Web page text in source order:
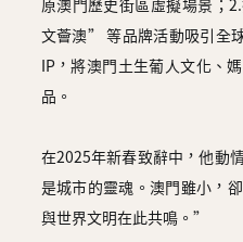
原澳門歷史街區虛擬場景；
文薈澳” 等品牌活動吸引全
IP，將澳門土生葡人文化、
品。
在2025年新春致辭中，他動
是城市的靈魂。澳門雖小，
與世界文明在此共鳴。”